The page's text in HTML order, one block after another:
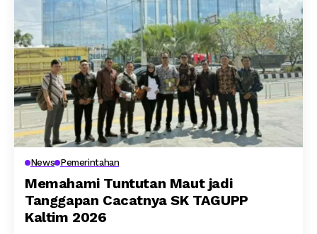
News Pemerintahan
Memahami Tuntutan Maut jadi
Tanggapan Cacatnya SK TAGUPP
Kaltim 2026